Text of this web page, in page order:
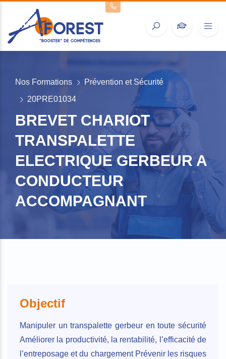
Nos Formations
Prévention et Sécurité
20PRE01034
BREVET CHARIOT
TRANSPALETTE
ELECTRIQUE GERBEUR A
CONDUCTEUR
ACCOMPAGNANT
Objectif
Manipuler un transpalette gerbeur en toute sécurité
Améliorer la productivité, la rentabilité, l’efficacité de
l’entreposage et du chargement Prévenir les risques